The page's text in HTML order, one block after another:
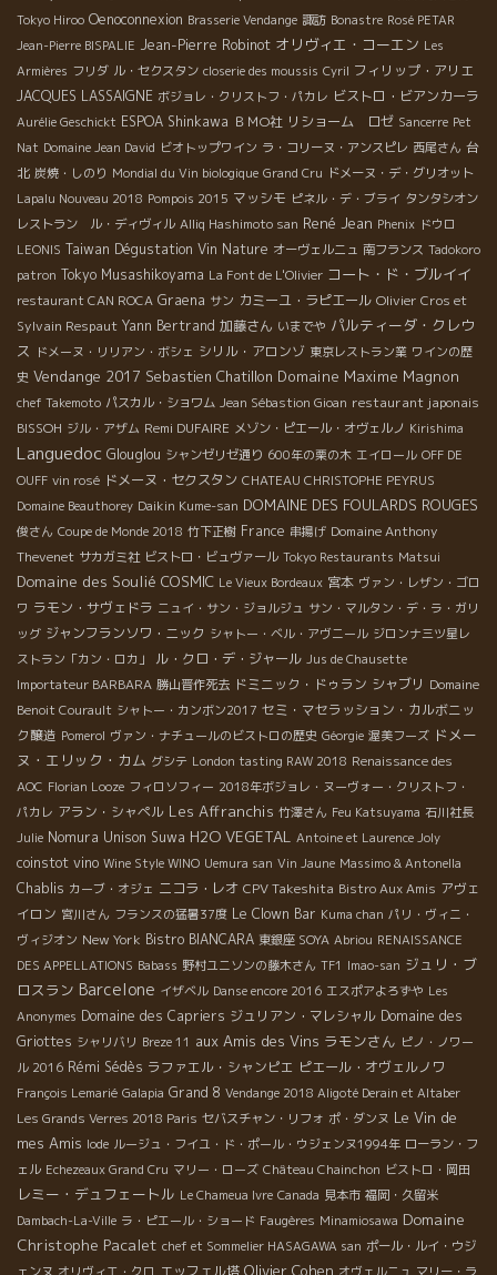
Tokyo Hiroo Oenoconnexion Brasserie Vendange 諏訪 Bonastre Rosé PETAR
Jean-Pierre BISPALIE Jean-Pierre Robinot オリヴィエ・コーエン Les
Armières フリダ ル・セクスタン closerie des moussis Cyril フィリップ・アリエ
JACQUES LASSAIGNE ボジョレ・クリストフ・パカレ ビストロ・ビアンカーラ
Aurélie Geschickt ESPOA Shinkawa ＢＭО社 リショーム ロゼ Sancerre Pet
Nat Domaine Jean David ビオトップワイン ラ・コリーヌ・アンスピレ 西尾さん 台
北 炭焼・しのり Mondial du Vin biologique Grand Cru ドメーヌ・デ・グリオット
Lapalu Nouveau 2018 Pompois 2015 マッシモ ピネル・デ・ブライ タンタシオン
レストラン ル・ディヴィル Alliq Hashimoto san René Jean Phenix ドウロ
LEONIS Taiwan Dégustation Vin Nature オーヴェルニュ 南フランス Tadokoro
patron Tokyo Musashikoyama La Font de L'Olivier コート・ド・ブルイイ
restaurant CAN ROCA Graena サン カミーユ・ラピエール Olivier Cros et
Sylvain Respaut Yann Bertrand 加藤さん いまでや パルティーダ・クレウ
ス ドメーヌ・リリアン・ボシェ シリル・アロンゾ 東京レストラン業 ワインの歴
史 Vendange 2017 Sebastien Chatillon Domaine Maxime Magnon
chef Takemoto パスカル・ショワム Jean Sébastion Gioan restaurant japonais
BISSOH ジル・アザム Remi DUFAIRE メゾン・ピエール・オヴェルノ Kirishima
Languedoc Glouglou シャンゼリゼ通り 600年の栗の木 エイロール OFF DE
OUFF vin rosé ドメーヌ・セクスタン CHATEAU CHRISTOPHE PEYRUS
Domaine Beauthorey Daikin Kume-san DOMAINE DES FOULARDS ROUGES
俊さん Coupe de Monde 2018 竹下正樹 France 串揚げ Domaine Anthony
Thevenet サカガミ社 ビストロ・ビュヴァール Tokyo Restaurants Matsui
Domaine des Soulié COSMIC Le Vieux Bordeaux 宮本 ヴァン・レザン・ゴロ
ワ ラモン・サヴェドラ ニュイ・サン・ジョルジュ サン・マルタン・デ・ラ・ガリ
ッグ ジャンフランソワ・ニック シャトー・ベル・アヴニール ジロンナ三ツ星レ
ストラン「カン・ロカ」
ル・クロ・デ・ジャール Jus de Chausette
Importateur BARBARA 勝山晋作死去 ドミニック・ドゥラン シャブリ Domaine
Benoit Courault シャトー・カンボン2017 セミ・マセラッション・カルボニッ
ク醸造 Pomerol ヴァン・ナチュールのビストロの歴史 Géorgie 渥美フーズ ドメー
ヌ・エリック・カム グシテ London tasting RAW 2018 Renaissance des
AOC Florian Looze フィロソフィー 2018年ボジョレ・ヌーヴォー・クリストフ・
パカレ アラン・シャペル Les Affranchis 竹澤さん Feu Katsuyama 石川社長
Julie Nomura Unison Suwa H2O VEGETAL Antoine et Laurence Joly
coinstot vino Wine Style WINO Uemura san Vin Jaune Massimo & Antonella
Chablis カーブ・オジェ ニコラ・レオ CPV Takeshita Bistro Aux Amis アヴェ
イロン 宮川さん フランスの猛暑37度 Le Clown Bar Kuma chan パリ・ヴィニ・
ヴィジオン New York Bistro BIANCARA 東銀座 SOYA Abriou RENAISSANCE
DES APPELLATIONS Babass 野村ユニソンの藤木さん TF1 Imao-san ジュリ・ブ
ロスラン Barcelone イザベル Danse encore 2016 エスポアよろずや Les
Anonymes Domaine des Capriers ジュリアン・マレシャル Domaine des
Griottes シャリバリ Breze 11 aux Amis des Vins ラモンさん ピノ・ノワー
ル 2016 Rémi Sédès ラファエル・シャンピエ ピエール・オヴェルノワ
François Lemarié Galapia Grand 8 Vendange 2018 Aligoté Derain et Altaber
Les Grands Verres 2018 Paris セバスチャン・リフォ ポ・ダンヌ Le Vin de
mes Amis Iode ルージュ・フイユ・ド・ポール・ウジェンヌ1994年 ローラン・フ
ェル Echezeaux Grand Cru マリー・ローズ Château Chainchon ビストロ・岡田
レミー・デュフェートル Le Chameua Ivre Canada 見本市 福岡・久留米
Dambach-La-Ville ラ・ピエール・ショード Faugères Minamiosawa Domaine
Christophe Pacalet chef et Sommelier HASAGAWA san ポール・ルイ・ウジ
Olivier Cohen